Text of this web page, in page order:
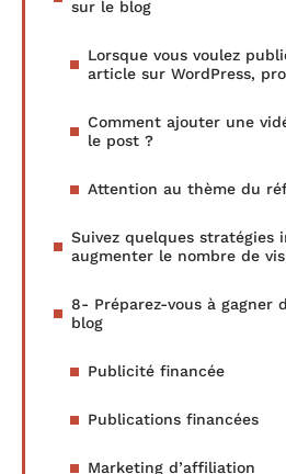
sur le blog
Lorsque vous voulez
article sur WordPress,
Comment ajouter une
le post ?
Attention au thème du
Suivez quelques stratégies
augmenter le nombre de
8- Préparez-vous à gagner
blog
Publicité financée
Publications financées
Marketing d’affiliation